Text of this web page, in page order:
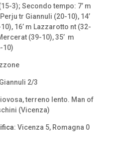
3); Secondo tempo: 7’ m
tr Giannuli (20-10), 14’
16’ m Lazzarotto nt (32-
(39-10), 35’ m
10)
2/3
terreno lento. Man of
(Vicenza)
: Vicenza 5, Romagna 0